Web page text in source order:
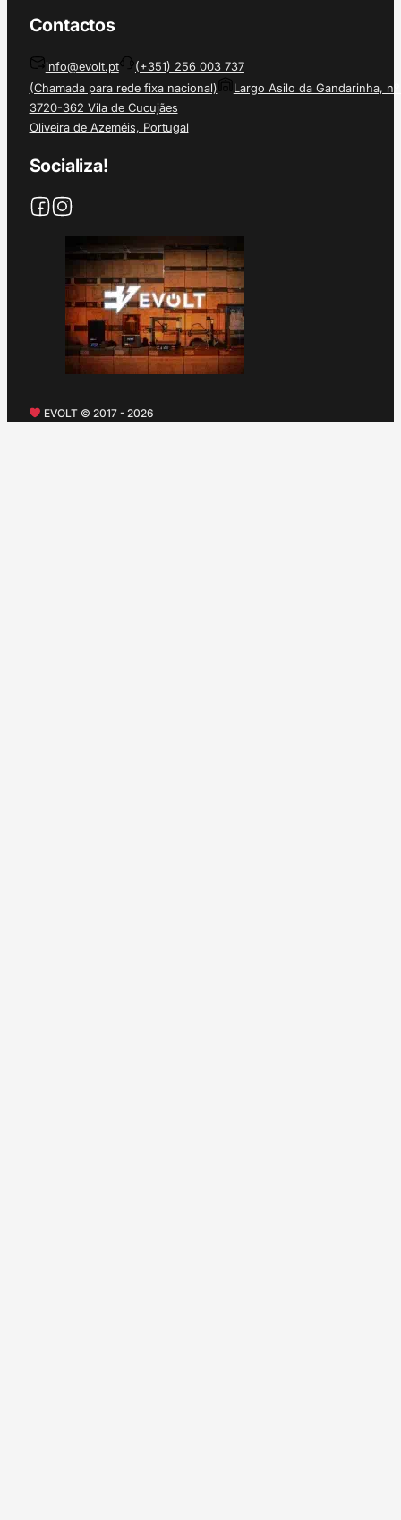
Contactos
info@evolt.pt
(+351) 256 003 737
(Chamada para rede fixa nacional)
Largo Asilo da Gandarinha, nº
3720-362 Vila de Cucujães
Oliveira de Azeméis, Portugal
Socializa!
EVOLT © 2017 - 2026